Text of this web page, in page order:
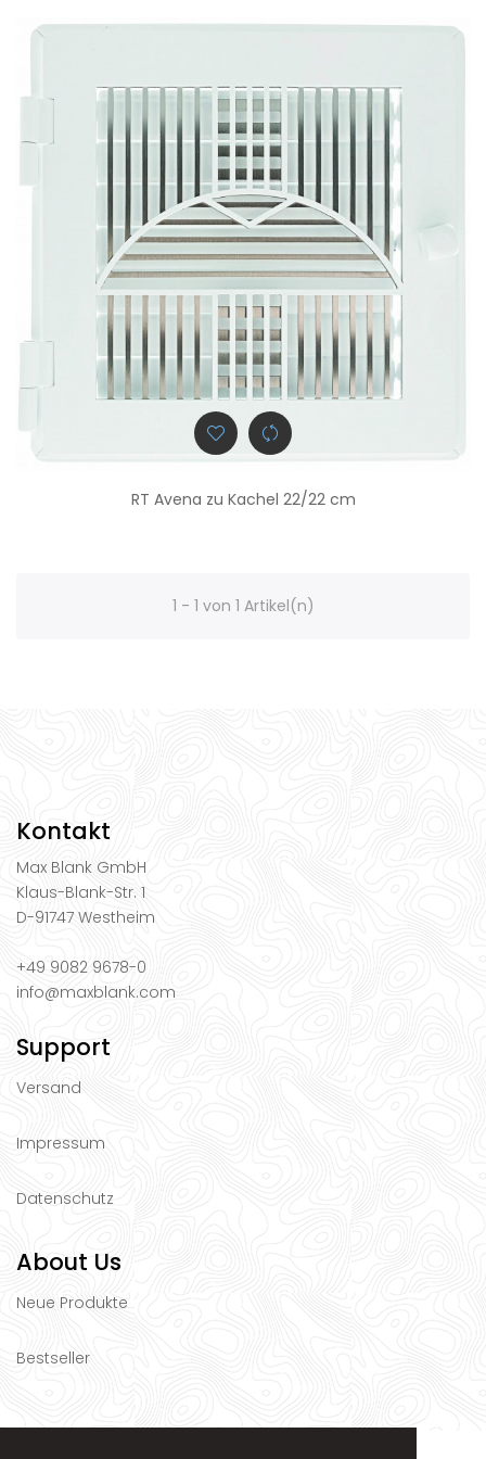
RT Avena zu Kachel 22/22 cm
1 - 1 von 1 Artikel(n)
Kontakt
Max Blank GmbH
Klaus-Blank-Str. 1
D-91747 Westheim
+49 9082 9678-0
info@maxblank.com
Support
Versand
Impressum
Datenschutz
About Us
Neue Produkte
Bestseller